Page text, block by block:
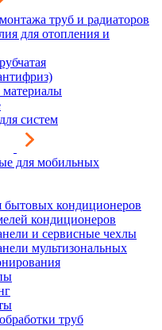
труб и радиаторов
для отопления и
систем
для мобильных
бытовых кондиционеров
кондиционеров
и сервисные чехлы
мультизональных
труб